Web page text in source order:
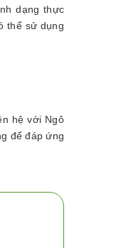
dạng thực
thể sử dụng
hệ với Ngô
để đáp ứng